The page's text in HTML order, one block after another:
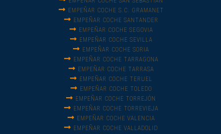
EMPEÑAR COCHE S.C. GRAMANET
EMPEÑAR COCHE SANTANDER
EMPEÑAR COCHE SEGOVIA
EMPEÑAR COCHE SEVILLA
EMPEÑAR COCHE SORIA
EMPEÑAR COCHE TARRAGONA
EMPEÑAR COCHE TARRASA
EMPEÑAR COCHE TERUEL
EMPEÑAR COCHE TOLEDO
EMPEÑAR COCHE TORREJÓN
EMPEÑAR COCHE TORREVIEJA
EMPEÑAR COCHE VALENCIA
EMPEÑAR COCHE VALLADOLID